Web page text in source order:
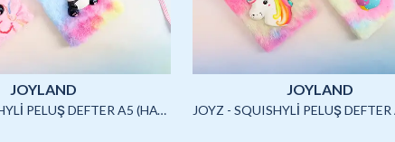
JOYLAND
JOYZ - SQUISHYLİ PELUŞ DEFTER A5 (HAYVANLAR)-4/S
JOYLAND